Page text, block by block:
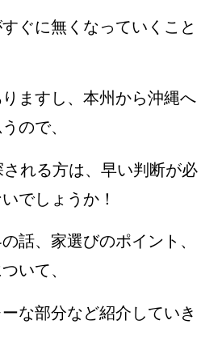
ぐに無くなっていくこと
ますし、本州から沖縄へ
ので、
れる方は、早い判断が必
でしょうか！
話、家選びのポイント、
いて、
な部分など紹介していき